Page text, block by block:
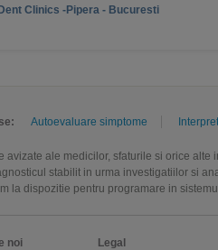
Clinics -Pipera - Bucuresti
Autoevaluare simptome
avizate ale medicilor, sfaturile si orice
stabilit in urma investigatiilor si
la dispozitie pentru programare in
noi
Legal